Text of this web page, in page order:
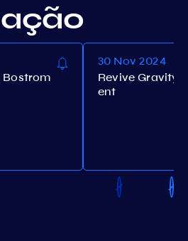
Bostrom
30 Nov 2024
Revive Gravity
ent